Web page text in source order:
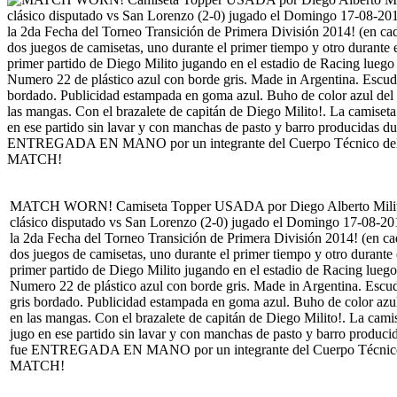
MATCH WORN! Camiseta Topper USADA por Diego Alberto
clásico disputado vs San Lorenzo (2-0) jugado el Domingo 17-08-
la 2da Fecha del Torneo Transición de Primera División 2014! (en
dos juegos de camisetas, uno durante el primer tiempo y otro
primer partido de Diego Milito jugando en el estadio de Racing
Numero 22 de plástico azul con borde gris. Made in Argentina.
gris bordado. Publicidad estampada en goma azul. Buho de color
en las mangas. Con el brazalete de capitán de Diego Milito!. La
jugo en ese partido sin lavar y con manchas de pasto y barro
fue ENTREGADA EN MANO por un integrante del Cuerpo
MATCH!